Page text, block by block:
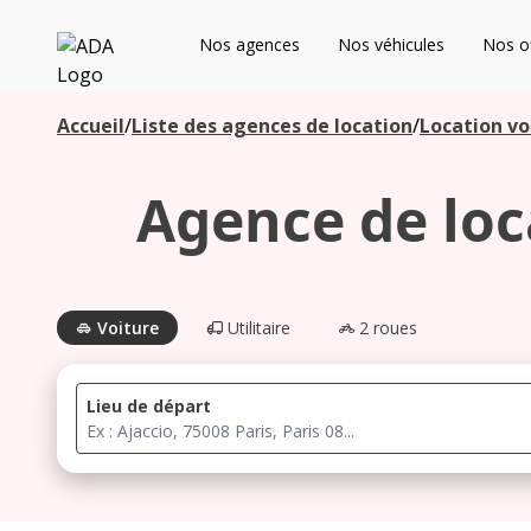
ADA Nos agences Nos véhicules Nos
Accueil/Liste des agences de location/Location
Agence de
Voiture Utilitaire 2 roues
Lieu de départ
Les agences à proximité
Commencez votre recherche pour voir les agences à